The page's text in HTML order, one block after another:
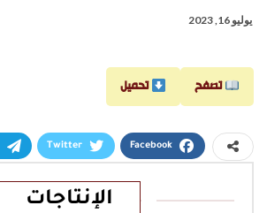
يوليو 16, 2023
تصفح تحميل
Facebook
Twitter
الإنتاجات